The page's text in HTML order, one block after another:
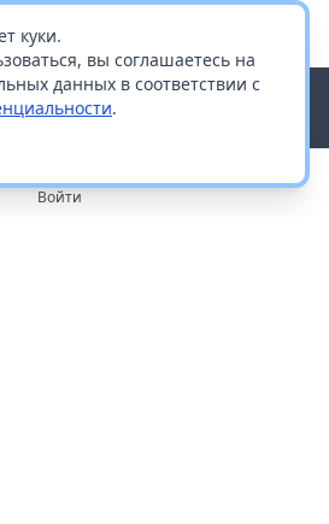
куки.
вы соглашаетесь на
данных в соответствии с
.
Войти